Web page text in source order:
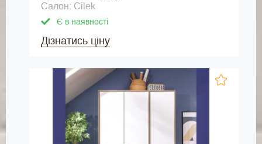
Салон: Cilek
Є в наявності
Дізнатись ціну